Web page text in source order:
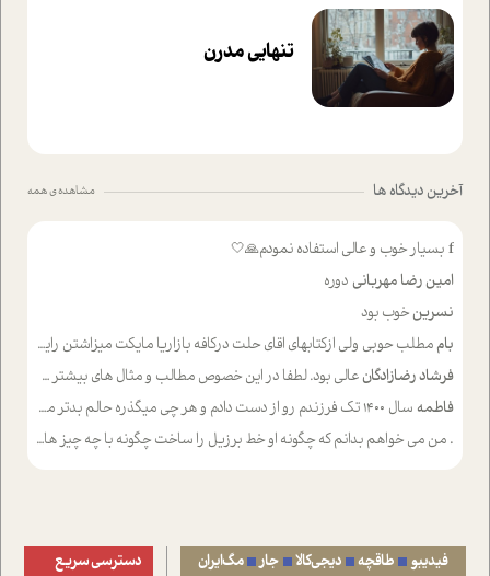
تنهایی مدرن
آخرین دیدگاه ها مشاهده ی همه
f بسیار خوب و عالی استفاده نمودم🙏🤍
امین رضا مهربانی دوره
نسرینخوب بود
بام مطلب حوبی ولی ازکتابهای اقای حلت درکافه بازاریا مایکت میزاشتن رایگان خوب بود ولی هرکدام خلاصه شده ش تومجله از طریق سایت هم خوبه اینکه درزیر اخرصفحه گذاشته شده خب ادم خبره میره نصب میکنه میخونه ولی هرکسی گوشیش ظرفیتش نداره باتشکر
فرشاد رضازادگان عالی بود. لطفا در این خصوص مطالب و مثال های بیشتر ی ارایه دهید
فاطمه سال ۱۴۰۰ تک فرزندم رو از دست دادم و هر چی میگذره حالم بدتر میشه و دلتنگتر تنایی رو ترجیح دادم و معاشرت برام سخت شده
. من می خواهم بدانم که چگونه او خط برزیل را ساخت چگونه با چه چیز هایی
فیدیبو طاقچه دیجی‌کالا جار مگ‌ایران دسترسی سریع